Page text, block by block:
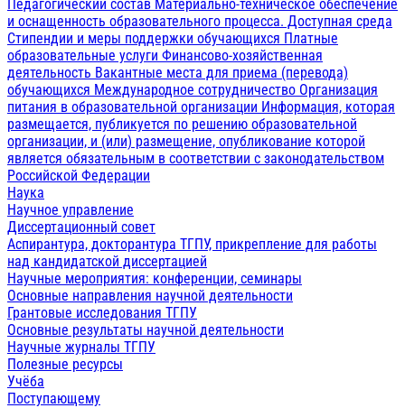
Педагогический состав Материально-техническое обеспечение
и оснащенность образовательного процесса. Доступная среда
Стипендии и меры поддержки обучающихся Платные
образовательные услуги Финансово-хозяйственная
деятельность Вакантные места для приема (перевода)
обучающихся Международное сотрудничество Организация
питания в образовательной организации Информация, которая
размещается, публикуется по решению образовательной
организации, и (или) размещение, опубликование которой
является обязательным в соответствии с законодательством
Российской Федерации
Наука
Научное управление
Диссертационный совет
Аспирантура, докторантура ТГПУ, прикрепление для работы
над кандидатской диссертацией
Научные мероприятия: конференции, семинары
Основные направления научной деятельности
Грантовые исследования ТГПУ
Основные результаты научной деятельности
Научные журналы ТГПУ
Полезные ресурсы
Учёба
Поступающему